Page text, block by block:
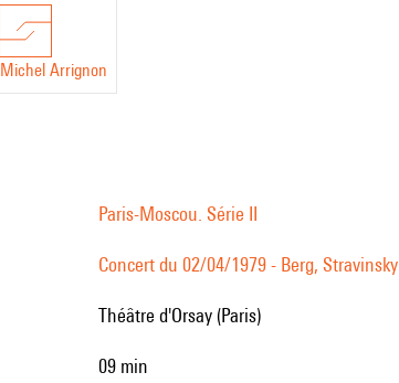
Michel Arrignon
Paris-Moscou. Série II
Concert du 02/04/1979 - Berg, Stravinsky
Théâtre d'Orsay (Paris)
09 min